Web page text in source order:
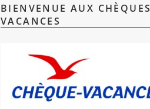
BIENVENUE AUX CHÈQUES
VACANCES